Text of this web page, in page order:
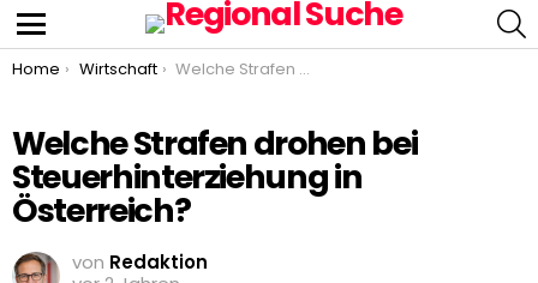
Menu
You are here:
Home Wirtschaft Welche Strafen drohen bei Steuerhinterziehung in Österreich?
Welche Strafen drohen bei
Steuerhinterziehung in
Österreich?
von Redaktion